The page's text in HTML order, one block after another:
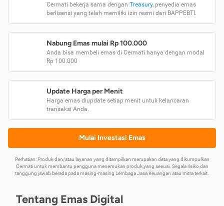
Cermati bekerja sama dengan Treasury, penyedia emas
berlisensi yang telah memiliki izin resmi dari BAPPEBTI.
Nabung Emas mulai Rp 100.000
Anda bisa membeli emas di Cermati hanya dengan modal
Rp 100.000
Update Harga per Menit
Harga emas diupdate setiap menit untuk kelancaran
transaksi Anda.
Mulai Investasi Emas
Perhatian: Produk dan/atau layanan yang ditampilkan merupakan data yang dikumpulkan
Cermati untuk membantu pengguna menemukan produk yang sesuai. Segala risiko dan
tanggung jawab berada pada masing-masing Lembaga Jasa Keuangan atau mitra terkait.
Tentang Emas Digital